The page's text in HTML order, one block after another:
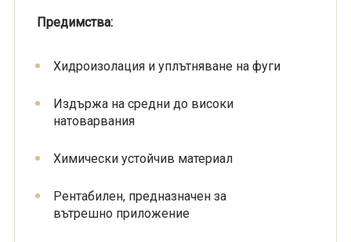
Предимства:
Хидроизолация и уплътняване на фуги
Издържа на средни до високи
натоварвания
Химически устойчив материал
Рентабилен, предназначен за
вътрешно приложение